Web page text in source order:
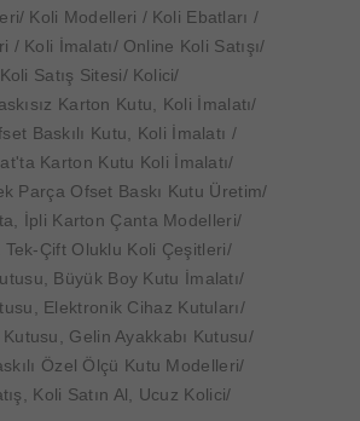
Koli Modelleri
Koli Ebatları
Koli İmalatı
Online Koli Satışı
Koli Satış Sitesi
Kolici
Karton Kutu, Koli İmalatı
Baskılı Kutu, Koli İmalatı
Karton Kutu Koli İmalatı
Parça Ofset Baskı Kutu Üretim
İpli Karton Çanta Modelleri
Tek-Çift Oluklu Koli Çeşitleri
Büyük Boy Kutu İmalatı
Elektronik Cihaz Kutuları
Kutusu, Gelin Ayakkabı Kutusu
Özel Ölçü Kutu Modelleri
Koli Satın Al, Ucuz Kolici